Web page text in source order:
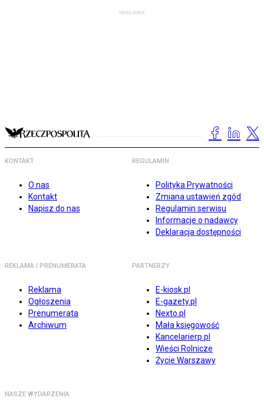
KONTAKT
O nas
Kontakt
Napisz do nas
REGULAMIN
Polityka Prywatności
Zmiana ustawień zgód
Regulamin serwisu
Informacje o nadawcy
Deklaracja dostępności
REKLAMA I PRENUMERATA
Reklama
Ogłoszenia
Prenumerata
Archiwum
PARTNERZY
E-kiosk.pl
E-gazety.pl
Nexto.pl
Mała księgowość
Kancelarierp.pl
Wieści Rolnicze
Życie Warszawy
NASZE WYDARZENIA